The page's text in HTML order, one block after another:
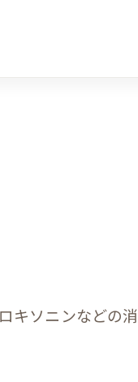
キソニンなどの